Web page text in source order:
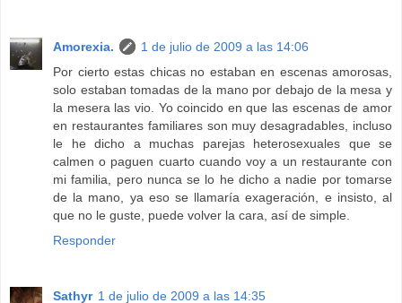
Amorexia.
1 de julio de 2009 a las 14:06
Por cierto estas chicas no estaban en escenas amorosas,
solo estaban tomadas de la mano por debajo de la mesa y
la mesera las vio. Yo coincido en que las escenas de amor
en restaurantes familiares son muy desagradables, incluso
le he dicho a muchas parejas heterosexuales que se
calmen o paguen cuarto cuando voy a un restaurante con
mi familia, pero nunca se lo he dicho a nadie por tomarse
de la mano, ya eso se llamaría exageración, e insisto, al
que no le guste, puede volver la cara, así de simple.
Responder
Sathyr 1 de julio de 2009 a las 14:35